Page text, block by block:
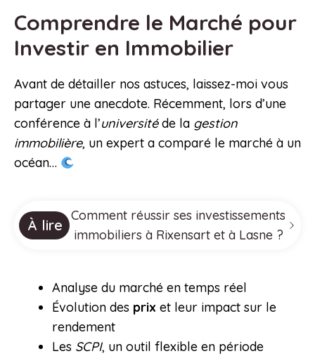
Comprendre le Marché pour
Investir en Immobilier
Avant de détailler nos astuces, laissez-moi vous
partager une anecdote. Récemment, lors d’une
conférence à l’universitéde la gestion
immobilière, un expert a comparé le marché à un
océan…
À lire
Comment réussir ses investissements
immobiliers à Rixensart et à Lasne ?
Analyse du marché en temps réel
Évolution des prix et leur impact sur le
rendement
Les SCPI, un outil flexible en période